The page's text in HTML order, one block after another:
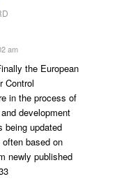
am
the European
Control
in the process of
development
being updated
based on
newly published